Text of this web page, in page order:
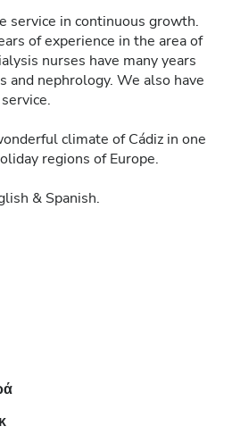
service in continuous growth.
of experience in the area of
nurses have many years
and nephrology. We also have
climate of Cádiz in one
regions of Europe.
& Spanish.